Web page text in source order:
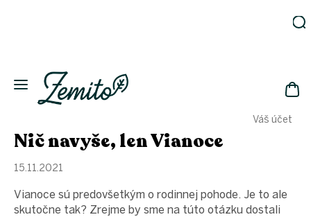
Váš účet
Ekodomácnosť
Ekologická
Kozmetika
Akcia
Zachráň
a ušetri
Nič navyše, len Vianoce
15.11.2021
Vianoce sú predovšetkým o rodinnej pohode. Je to ale
skutočne tak? Zrejme by sme na túto otázku dostali